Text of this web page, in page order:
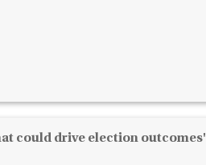
could drive election outcomes'